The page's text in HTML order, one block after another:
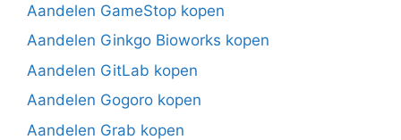
Aandelen GameStop kopen
Aandelen Ginkgo Bioworks kopen
Aandelen GitLab kopen
Aandelen Gogoro kopen
Aandelen Grab kopen